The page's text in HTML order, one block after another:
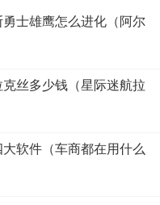
程中所有的广告也都会被提前过
欢;
都会更新最新的漫画，轻漫画
容，汇集了海量的喜欢漫画的
士雄鹰怎么进化（阿尔
丝多少钱（星际迷航拉
软件（车商都在用什么